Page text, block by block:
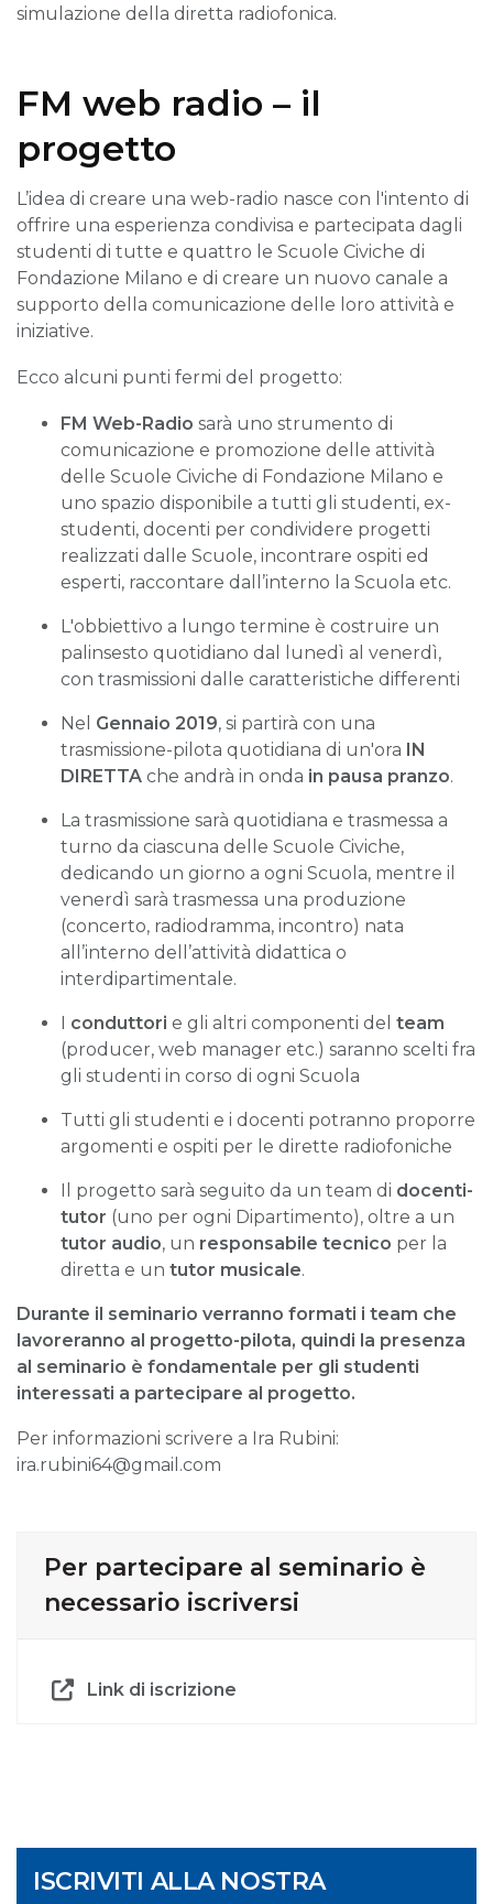
simulazione della diretta radiofonica.
FM web radio – il
progetto
L’idea di creare una web-radio nasce con l'intento di
offrire una esperienza condivisa e partecipata dagli
studenti di tutte e quattro le Scuole Civiche di
Fondazione Milano e di creare un nuovo canale a
supporto della comunicazione delle loro attività e
iniziative.
Ecco alcuni punti fermi del progetto:
FM Web-Radio sarà uno strumento di
comunicazione e promozione delle attività
delle Scuole Civiche di Fondazione Milano e
uno spazio disponibile a tutti gli studenti, ex-
studenti, docenti per condividere progetti
realizzati dalle Scuole, incontrare ospiti ed
esperti, raccontare dall’interno la Scuola etc.
L'obbiettivo a lungo termine è costruire un
palinsesto quotidiano dal lunedì al venerdì,
con trasmissioni dalle caratteristiche differenti
Nel Gennaio 2019, si partirà con una
trasmissione-pilota quotidiana di un'ora IN
DIRETTA che andrà in onda in pausa pranzo.
La trasmissione sarà quotidiana e trasmessa a
turno da ciascuna delle Scuole Civiche,
dedicando un giorno a ogni Scuola, mentre il
venerdì sarà trasmessa una produzione
(concerto, radiodramma, incontro) nata
all’interno dell’attività didattica o
interdipartimentale.
I conduttori e gli altri componenti del team
(producer, web manager etc.) saranno scelti fra
gli studenti in corso di ogni Scuola
Tutti gli studenti e i docenti potranno proporre
argomenti e ospiti per le dirette radiofoniche
Il progetto sarà seguito da un team di docenti-
tutor (uno per ogni Dipartimento), oltre a un
tutor audio, un responsabile tecnico per la
diretta e un tutor musicale.
Durante il seminario verranno formati i team che
lavoreranno al progetto-pilota, quindi la presenza
al seminario è fondamentale per gli studenti
interessati a partecipare al progetto.
Per informazioni scrivere a Ira Rubini:
ira.rubini64@gmail.com
Per partecipare al seminario è
necessario iscriversi
Link di iscrizione
ISCRIVITI ALLA NOSTRA